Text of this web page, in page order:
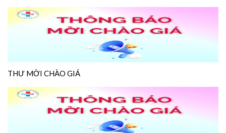
THƯ MỜI CHÀO GIÁ